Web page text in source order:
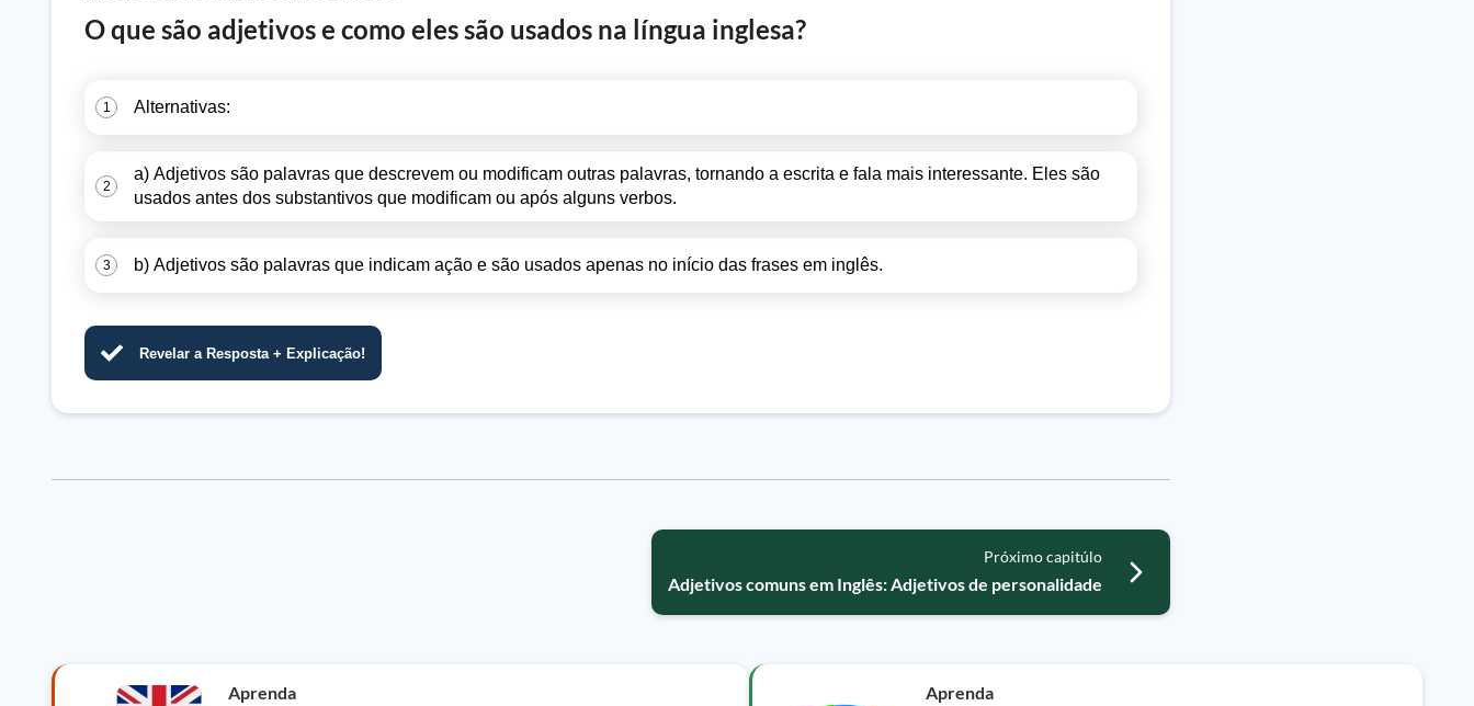
O que são adjetivos e como eles são usados na língua inglesa?
1 Alternativas:
2
a) Adjetivos são palavras que descrevem ou modificam outras palavras, tornando a escrita e fala mais interessante. Eles são
usados antes dos substantivos que modificam ou após alguns verbos.
3 b) Adjetivos são palavras que indicam ação e são usados apenas no início das frases em inglês.
Revelar a Resposta + Explicação!
Próximo capitúlo
Adjetivos comuns em Inglês: Adjetivos de personalidade
Aprenda Aprenda